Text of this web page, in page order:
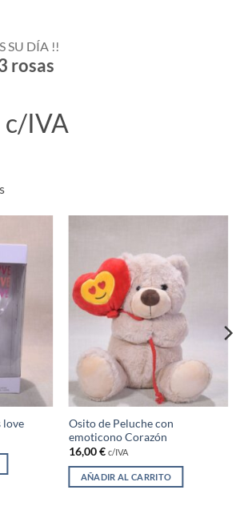
SU DÍA !!
rosas
c/IVA
love
Osito de Peluche con
emoticono Corazón
16,00€ c/IVA
AÑADIR AL CARRITO